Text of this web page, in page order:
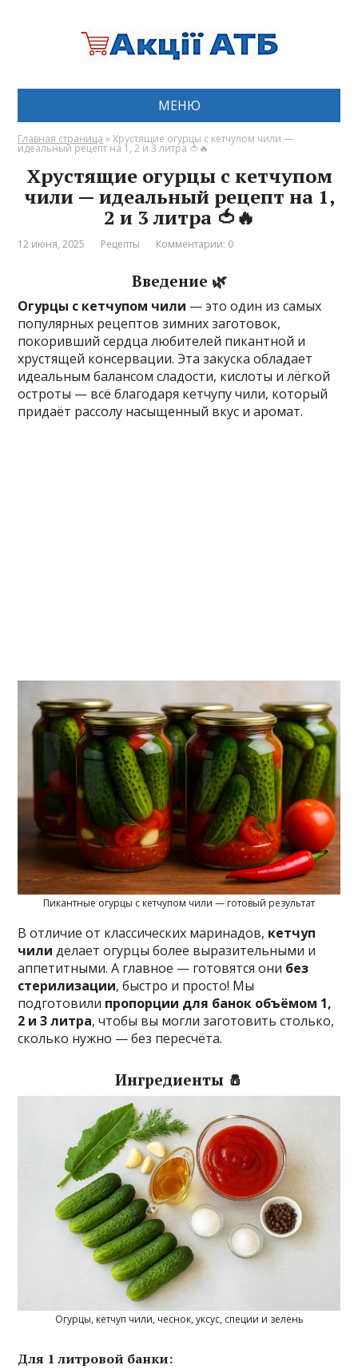
МЕНЮ
Главная страница »Хрустящие огурцы с кетчупом чили —
идеальный рецепт на 1, 2 и 3 литра 🍅🔥
Хрустящие огурцы с кетчупом
чили — идеальный рецепт на 1,
2 и 3 литра 🍅🔥
12 июня, 2025 Рецепты Комментарии: 0
Введение 🌿
Огурцы с кетчупом чили — это один из самых
популярных рецептов зимних заготовок,
покоривший сердца любителей пикантной и
хрустящей консервации. Эта закуска обладает
идеальным балансом сладости, кислоты и лёгкой
остроты — всё благодаря кетчупу чили, который
придаёт рассолу насыщенный вкус и аромат.
Пикантные огурцы с кетчупом чили — готовый результат
В отличие от классических маринадов, кетчуп
чили делает огурцы более выразительными и
аппетитными. А главное — готовятся они без
стерилизации, быстро и просто! Мы
подготовили пропорции для банок объёмом 1,
2 и 3 литра, чтобы вы могли заготовить столько,
сколько нужно — без пересчёта.
Ингредиенты 🧂
Огурцы, кетчуп чили, чеснок, уксус, специи и зелень
Для 1 литровой банки: